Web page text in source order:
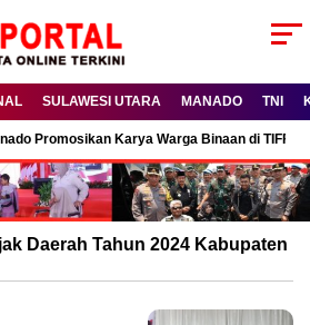
SULAWESI UTARA MANADO TNI
Promosikan Karya Warga Binaan di TIFF
Daerah Tahun 2024 Kabupaten